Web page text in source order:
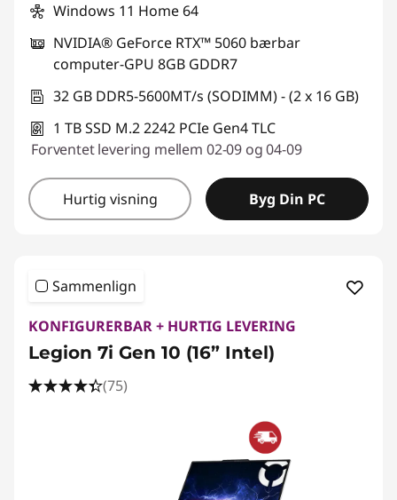
Windows 11 Home 64
NVIDIA® GeForce RTX™ 5060 bærbar
computer-GPU 8GB GDDR7
32 GB DDR5-5600MT/s (SODIMM) - (2 x 16 GB)
1 TB SSD M.2 2242 PCIe Gen4 TLC
Forventet levering mellem 02-09 og 04-09
Hurtig visning Byg Din PC
Sammenlign
KONFIGURERBAR + HURTIG LEVERING
Legion 7i Gen 10 (16” Intel)
(75)